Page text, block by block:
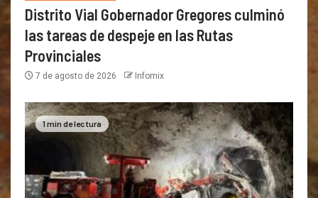
Distrito Vial Gobernador Gregores culminó
las tareas de despeje en las Rutas
Provinciales
7 de agosto de 2026 Infomix
1 min de lectura